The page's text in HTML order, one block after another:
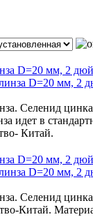
D=20 мм, 2
Селенид
идет в
Китай.
D=20 мм, 2
Селенид
Китай.